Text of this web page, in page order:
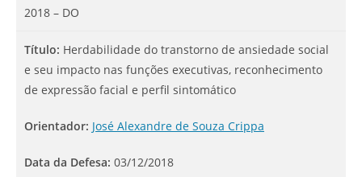
2018 – DO
Título: Herdabilidade do transtorno de ansiedade social
e seu impacto nas funções executivas, reconhecimento
de expressão facial e perfil sintomático
Orientador: José Alexandre de Souza Crippa
Data da Defesa: 03/12/2018